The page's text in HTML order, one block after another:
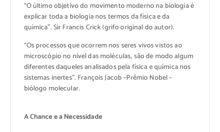
“O último objetivo do movimento moderno na biologia é
explicar toda a biologia nos termos da física e da
química”. Sir Francis Crick (grifo original do autor).
“Os processos que ocorrem nos seres vivos vistos ao
microscópio no nível das moléculas, são de modo algum
diferentes daqueles analisados pela física e química nos
sistemas inertes”. François Jacob –Prêmio Nobel –
biólogo molecular.
A Chance e a Necessidade